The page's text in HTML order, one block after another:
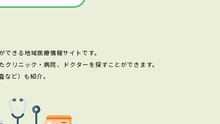
きる地域医療情報サイトです。
リニック・病院、ドクターを探すことができます。
ど）も紹介。